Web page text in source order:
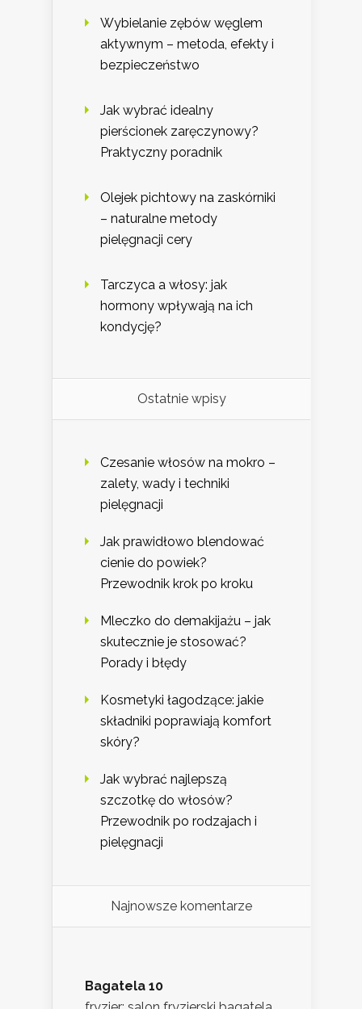
Wybielanie zębów węglem
aktywnym – metoda, efekty i
bezpieczeństwo
Jak wybrać idealny
pierścionek zaręczynowy?
Praktyczny poradnik
Olejek pichtowy na zaskórniki
– naturalne metody
pielęgnacji cery
Tarczyca a włosy: jak
hormony wpływają na ich
kondycję?
Ostatnie wpisy
Czesanie włosów na mokro –
zalety, wady i techniki
pielęgnacji
Jak prawidłowo blendować
cienie do powiek?
Przewodnik krok po kroku
Mleczko do demakijażu – jak
skutecznie je stosować?
Porady i błędy
Kosmetyki łagodzące: jakie
składniki poprawiają komfort
skóry?
Jak wybrać najlepszą
szczotkę do włosów?
Przewodnik po rodzajach i
pielęgnacji
Najnowsze komentarze
Bagatela 10